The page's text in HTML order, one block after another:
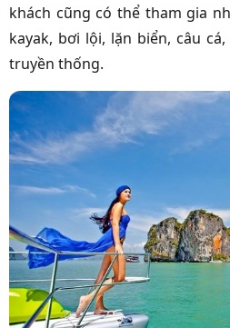
khách cũng có thể tham gia
kayak, bơi lội, lặn biển, câu
truyền thống.